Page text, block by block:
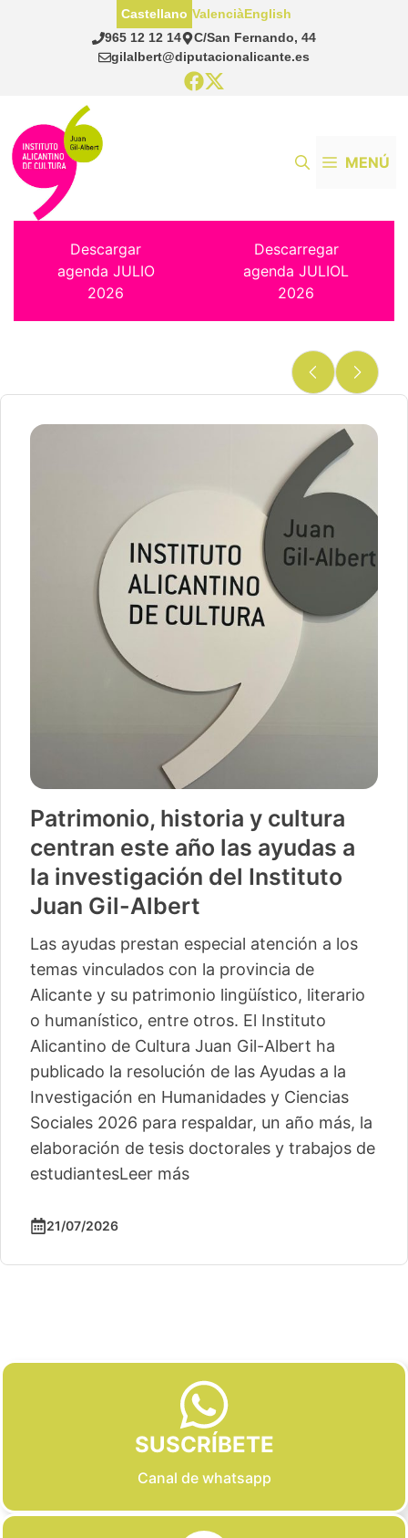
965 12 12 14
C/San Fernando, 44
gilalbert@diputacionalicante.es
Castellano ValenciàEnglish
MENÚ
Descargar
agenda JULIO
2026
Descarregar
agenda JULIOL
2026
Patrimonio, historia y cultura
centran este año las ayudas a
la investigación del Instituto
Juan Gil-Albert
Las ayudas prestan especial atención a los
temas vinculados con la provincia de
Alicante y su patrimonio lingüístico, literario
o humanístico, entre otros. El Instituto
Alicantino de Cultura Juan Gil-Albert ha
publicado la resolución de las Ayudas a la
Investigación en Humanidades y Ciencias
Sociales 2026 para respaldar, un año más, la
elaboración de tesis doctorales y trabajos de
estudiantesLeer más
21/07/2026
SUSCRÍBETE
Canal de whatsapp